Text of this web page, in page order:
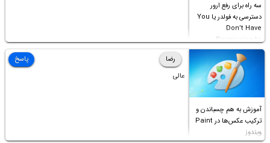
سه راه برای رفع ارور
دسترسی به فولدر یا You
Don’t Have
Permission to
Access this folder
آموزش به هم چسباندن و
ترکیب عکس‌ها در Paint
ویندوز
رضا
عالی
پاسخ